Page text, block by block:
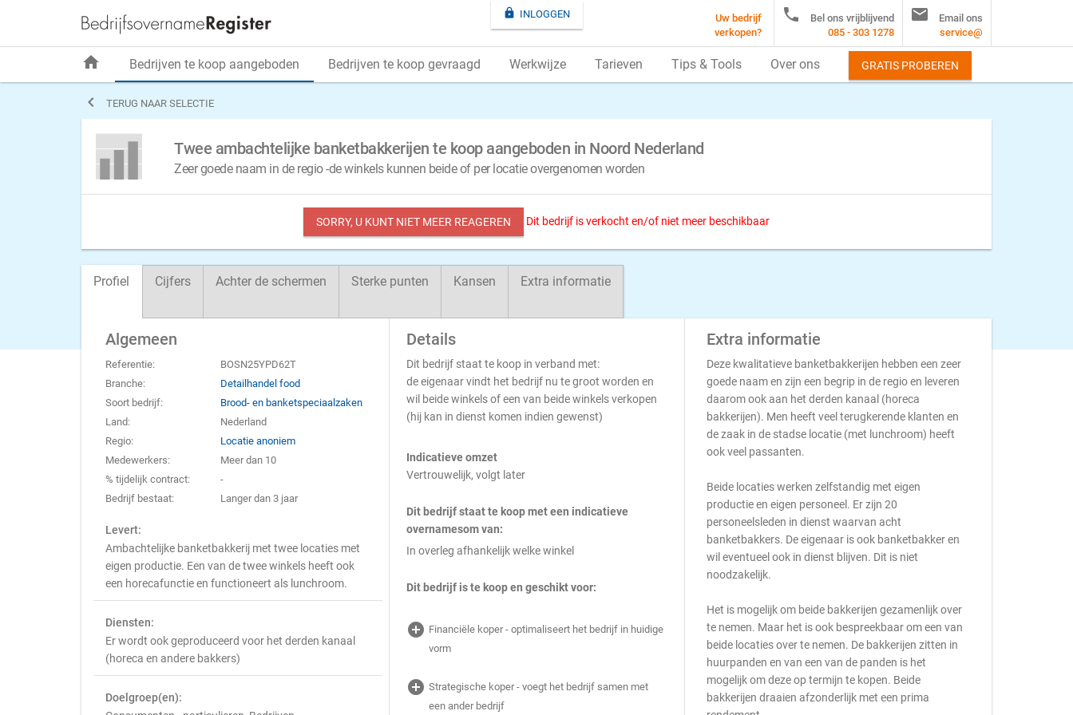
 TERUG NAAR SELECTIE
Twee ambachtelijke banketbakkerijen te koop aangeboden in Noord Nederland
Zeer goede naam in de regio -de winkels kunnen beide of per locatie overgenomen worden
SORRY, U KUNT NIET MEER REAGEREN Dit bedrijf is verkocht en/of niet meer beschikbaar
Profiel Cijfers Achter de schermen Sterke punten Kansen Extra informatie
Algemeen
Referentie:
BOSN25YPD62T
Branche:
Detailhandel food
Soort bedrijf:
Brood- en banketspeciaalzaken
Land:
Nederland
Regio:
Locatie anoniem
Medewerkers:
Meer dan 10
% tijdelijk contract:
-
Bedrijf bestaat:
Langer dan 3 jaar
Levert:
Ambachtelijke banketbakkerij met twee locaties met
eigen productie. Een van de twee winkels heeft ook
een horecafunctie en functioneert als lunchroom.
Diensten:
Er wordt ook geproduceerd voor het derden kanaal
(horeca en andere bakkers)
Doelgroep(en):
Details
Dit bedrijf staat te koop in verband met:
de eigenaar vindt het bedrijf nu te groot worden en
wil beide winkels of een van beide winkels verkopen
(hij kan in dienst komen indien gewenst)
Indicatieve omzet
Vertrouwelijk, volgt later
Dit bedrijf staat te koop met een indicatieve
overnamesom van:
In overleg afhankelijk welke winkel
Dit bedrijf is te koop en geschikt voor:
add_circle Financiële koper - optimaliseert het bedrijf in huidige
vorm
add_circle Strategische koper - voegt het bedrijf samen met
een ander bedrijf
Extra informatie
Deze kwalitatieve banketbakkerijen hebben een zeer
goede naam en zijn een begrip in de regio en leveren
daarom ook aan het derden kanaal (horeca
bakkerijen). Men heeft veel terugkerende klanten en
de zaak in de stadse locatie (met lunchroom) heeft
ook veel passanten.
Beide locaties werken zelfstandig met eigen
productie en eigen personeel. Er zijn 20
personeelsleden in dienst waarvan acht
banketbakkers. De eigenaar is ook banketbakker en
wil eventueel ook in dienst blijven. Dit is niet
noodzakelijk.
Het is mogelijk om beide bakkerijen gezamenlijk over
te nemen. Maar het is ook bespreekbaar om een van
beide locaties over te nemen. De bakkerijen zitten in
huurpanden en van een van de panden is het
mogelijk om deze op termijn te kopen. Beide
bakkerijen draaien afzonderlijk met een prima
 INLOGGEN
Uw bedrijf
verkopen?

Bel ons vrijblijvend
085 - 303 1278

Email ons
service@
home Bedrijven te koop aangeboden Bedrijven te koop gevraagd Werkwijze Tarieven Tips & Tools Over ons GRATIS PROBEREN